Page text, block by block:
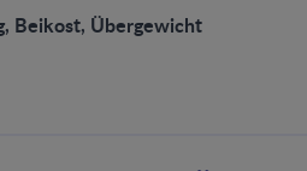
Beikost, Übergewicht